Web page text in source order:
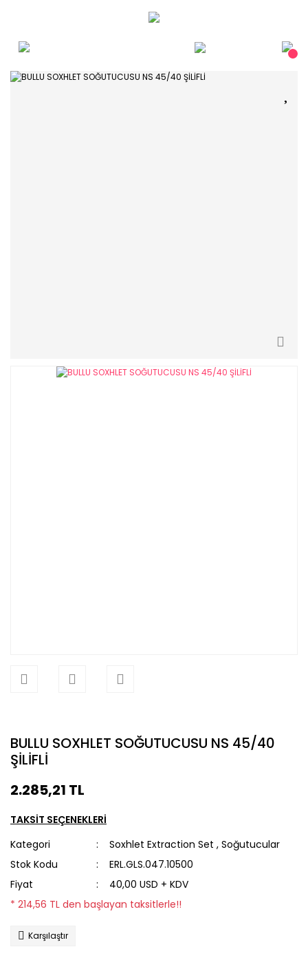
BULLU SOXHLET SOĞUTUCUSU NS 45/40
ŞİLİFLİ
2.285,21 TL
TAKSİT SEÇENEKLERİ
Kategori
Soxhlet Extraction Set ,Soğutucular
Stok Kodu
ERL.GLS.047.10500
Fiyat
40,00 USD + KDV
* 214,56 TL den başlayan taksitlerle!!
Karşılaştır